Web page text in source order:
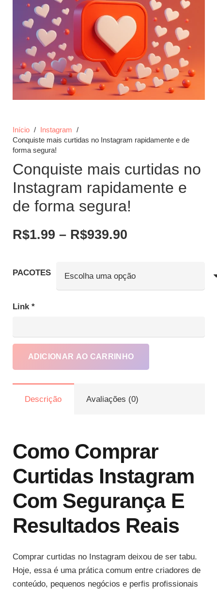
Início / Instagram /
Conquiste mais curtidas no Instagram rapidamente e de
forma segura!
Conquiste mais curtidas no
Instagram rapidamente e
de forma segura!
R$1.99 – R$939.90Faixa
R$1.99
através
PACOTES
Link *
ADICIONAR AO CARRINHO
Descrição Avaliações (0)
Como Comprar
Curtidas Instagram
Com Segurança E
Resultados Reais
Comprar curtidas no Instagram deixou de ser tabu.
Hoje, essa é uma prática comum entre criadores de
conteúdo, pequenos negócios e perfis profissionais